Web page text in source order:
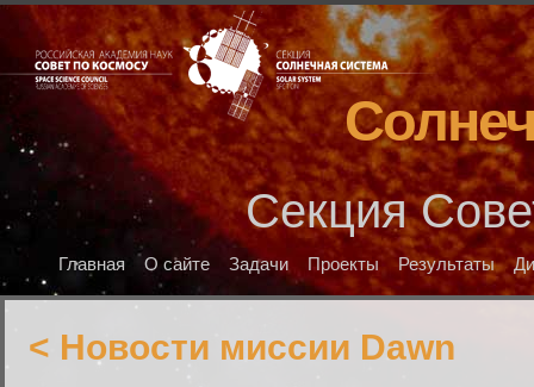
Секция
Главная О сайте Задачи Проекты Результаты
< Новости миссии Dawn